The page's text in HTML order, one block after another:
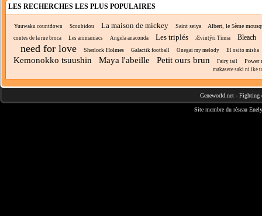
LES RECHERCHES LES PLUS POPULAIRES
Yuuwaku countdown Scoubidou La maison de mickey Saint seiya Albert, le 5ème
contes de la rue broca Les animaniacs Angela anaconda Les triplés Ævintýri Tinna Bleach
need for love Sherlock Holmes Galactik football Onegai my melody El osito misha
Kemonokko tsuushin Maya l'abeille Petit ours brun Fairy tail Power
makasete saki ni ike
Geneworld.net - Fighting
Site membre du réseau